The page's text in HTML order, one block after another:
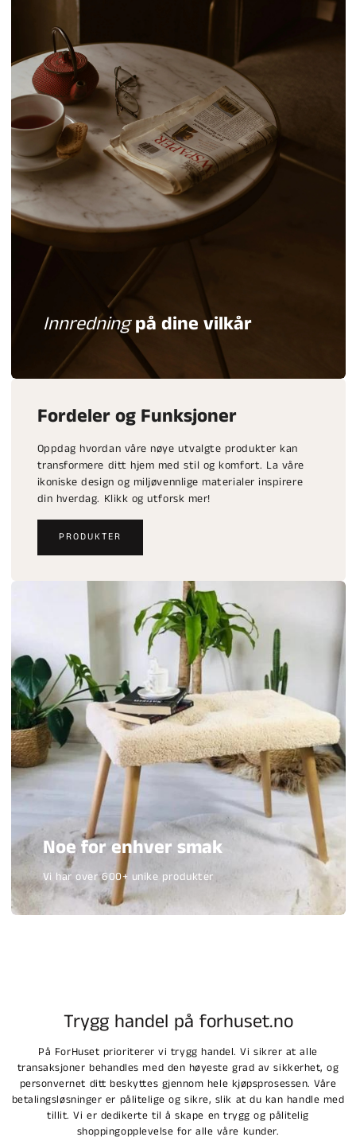
Innredningpå dine vilkår
Fordeler og Funksjoner
Oppdag hvordan våre nøye utvalgte produkter kan
transformere ditt hjem med stil og komfort. La våre
ikoniske design og miljøvennlige materialer inspirere
din hverdag. Klikk og utforsk mer!
PRODUKTER
Noe for enhver smak
Vi har over 600+ unike produkter
Trygg handel på forhuset.no
På ForHuset prioriterer vi trygg handel. Vi sikrer at alle
transaksjoner behandles med den høyeste grad av sikkerhet, og
personvernet ditt beskyttes gjennom hele kjøpsprosessen. Våre
betalingsløsninger er pålitelige og sikre, slik at du kan handle med
tillit. Vi er dedikerte til å skape en trygg og pålitelig
shoppingopplevelse for alle våre kunder.